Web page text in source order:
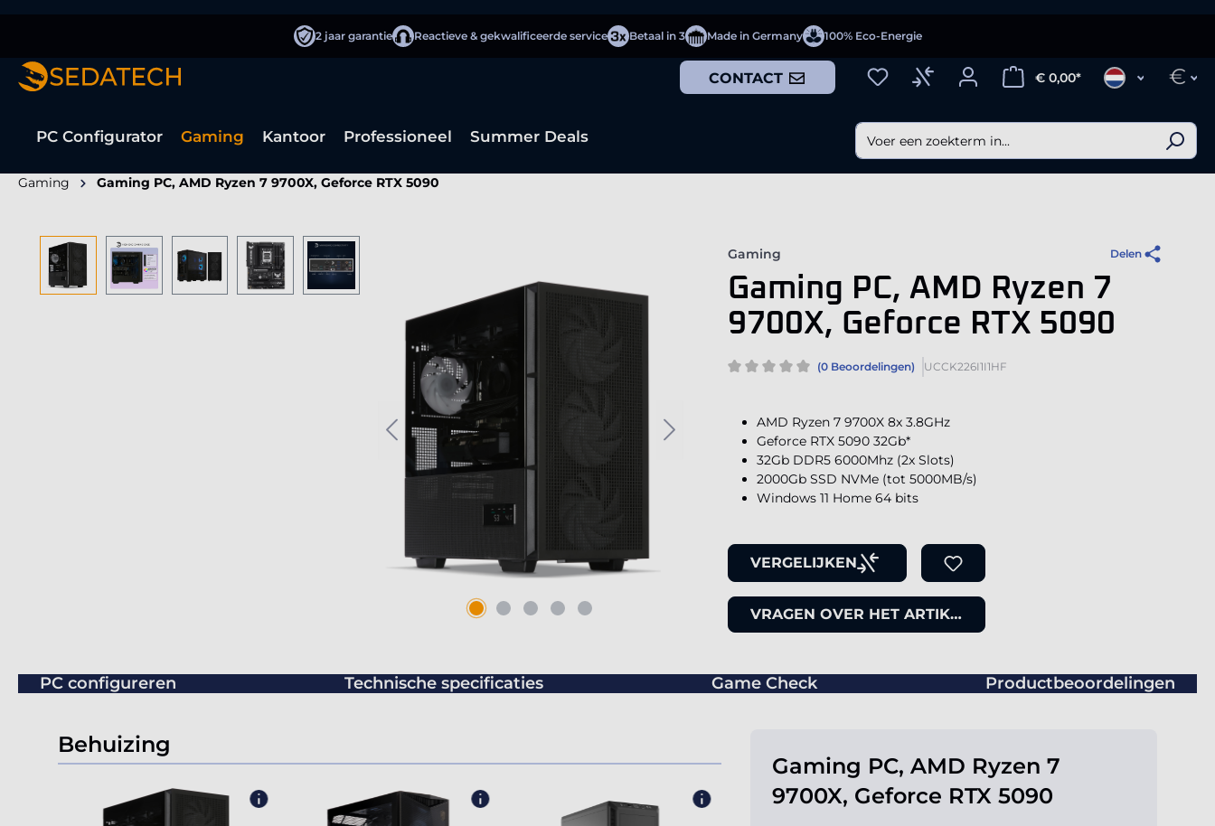
2 jaar garantie Reactieve & gekwalificeerde service Betaal in 3 Made in Germany 100% Eco-Energie
CONTACT € 0,00* €
PC Configurator Gaming Kantoor Professioneel Summer Deals
Gaming Gaming PC, AMD Ryzen 7 9700X, Geforce RTX 5090
Afbeeldingengalerij overslaan
Gaming Delen
Gaming PC, AMD Ryzen 7
9700X, Geforce RTX 5090
(0 Beoordelingen) UCCK226I1I1HF
AMD Ryzen 7 9700X 8x 3.8GHz
Geforce RTX 5090 32Gb*
32Gb DDR5 6000Mhz (2x Slots)
2000Gb SSD NVMe (tot 5000MB/s)
Windows 11 Home 64 bits
VERGELIJKEN
VRAGEN OVER HET ARTIKEL
PC configureren Technische specificaties Game Check Productbeoordelingen
Behuizing
Gaming PC, AMD Ryzen 7
9700X, Geforce RTX 5090